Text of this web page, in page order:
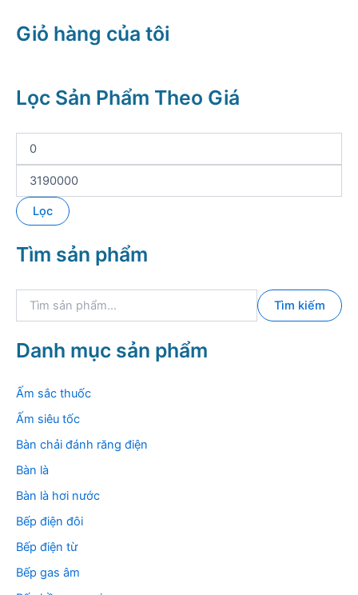
Giỏ hàng của tôi
Lọc Sản Phẩm Theo Giá
ố
i
h
á
t
i
Lọc
Tìm sản phẩm
k
i
m
Tìm kiếm
Danh mục sản phẩm
Ấm sắc thuốc
Ấm siêu tốc
Bàn chải đánh răng điện
Bàn là
Bàn là hơi nước
Bếp điện đôi
Bếp điện từ
Bếp gas âm